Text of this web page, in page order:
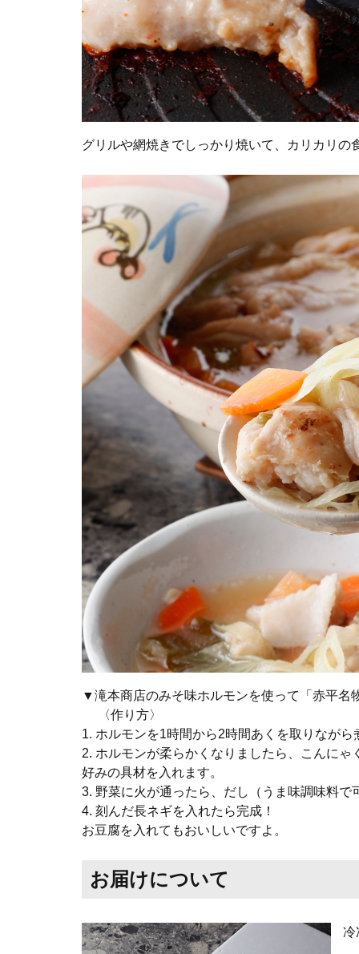
グリルや網焼きでしっかり焼いて、カリカリの
▼滝本商店のみそ味ホルモンを使って「赤平
〈作り方〉
1. ホルモンを1時間から2時間あくを取りなが
2. ホルモンが柔らかくなりましたら、こんに
好みの具材を入れます。
3. 野菜に火が通ったら、だし（うま味調味料
4. 刻んだ長ネギを入れたら完成！
お豆腐を入れてもおいしいですよ。
お届けについて
冷